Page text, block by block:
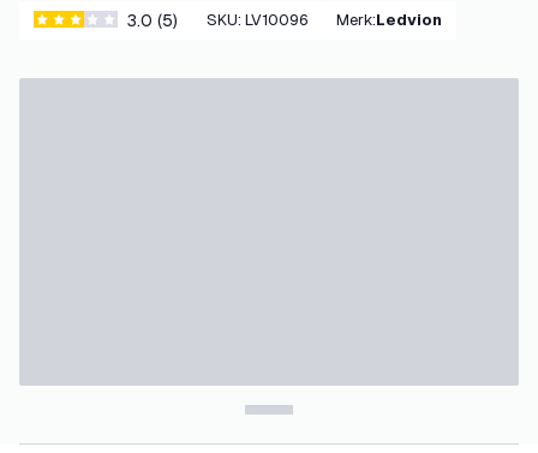
3 score sterren3.0 (5) SKU: LV10096 Merk: Ledvion